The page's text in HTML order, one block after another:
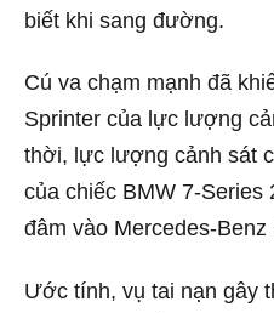
biết khi sang đường.
Cú va chạm mạnh đã
Sprinter của lực lượng
thời, lực lượng cảnh sát
của chiếc BMW 7-Series
đâm vào Mercedes-Benz
Ước tính, vụ tai nạn gây